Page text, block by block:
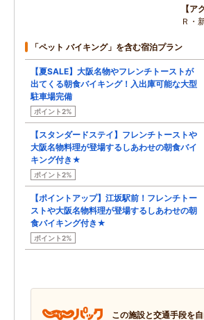
ア
Ｒ・
「ペット バイキング」を含む宿泊プラン
【夏SALE】大阪名物やフレンチトーストが
出てくる朝食バイキング！入出庫可能な大型
駐車場完備
ポイント2%
【スタンダードステイ】フレンチトーストや
大阪名物料理が登場するしあわせの朝食バイ
キング付き★
ポイント2%
【ポイントアップ】江坂駅前！フレンチトー
ストや大阪名物料理が登場するしあわせの朝
食バイキング付き★
ポイント2%
この施設と交通手段を